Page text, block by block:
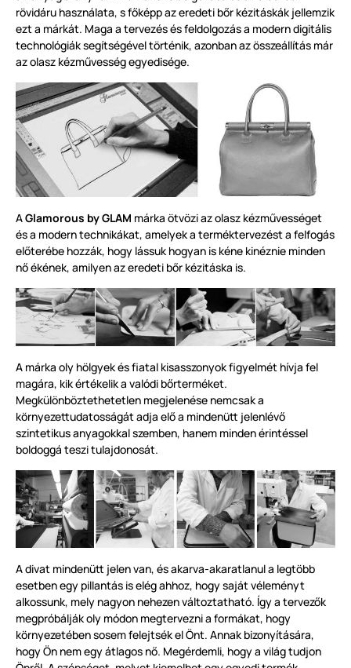
rövidáru használata, s főképp az eredeti bőr kézitáskák jellemzik
ezt a márkát. Maga a tervezés és feldolgozás a modern digitális
technológiák segítségével történik, azonban az összeállítás már
az olasz kézművesség egyedisége.
AGlamorous by GLAM márka ötvözi az olasz kézművességet
és a modern technikákat, amelyek a terméktervezést a felfogás
előterébe hozzák, hogy lássuk hogyan is kéne kinéznie minden
nő ékének, amilyen az eredeti bőr kézitáska is.
A márka oly hölgyek és fiatal kisasszonyok figyelmét hívja fel
magára, kik értékelik a valódi bőrterméket.
Megkülönböztethetetlen megjelenése nemcsak a
környezettudatosságát adja elő a mindenütt jelenlévő
szintetikus anyagokkal szemben, hanem minden érintéssel
boldoggá teszi tulajdonosát.
A divat mindenütt jelen van, és akarva-akaratlanul a legtöbb
esetben egy pillantás is elég ahhoz, hogy saját véleményt
alkossunk, mely nagyon nehezen változtatható. Így a tervezők
megpróbálják oly módon megtervezni a formákat, hogy
környezetében sosem felejtsék el Önt. Annak bizonyítására,
hogy Ön nem egy átlagos nő. Megérdemli, hogy a világ tudjon